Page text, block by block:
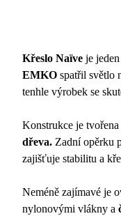
Křeslo Naïve je
EMKO spatřil světlo
tenhle výrobek se
Konstrukce je tvořena
dřeva. Zadní opěrku
zajišťuje stabilitu a
Neméně zajímavé je
nylonovými vlákny a